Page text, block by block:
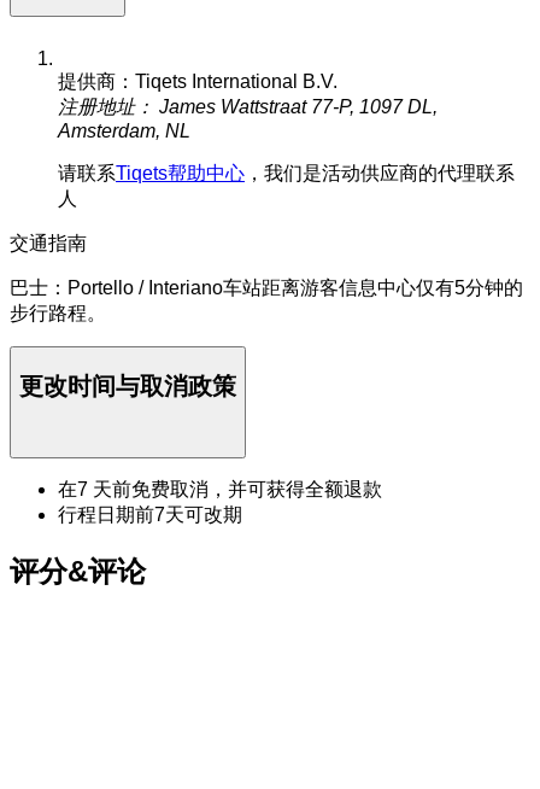
提供商：Tiqets International B.V.
注册地址： James Wattstraat 77-P, 1097 DL,
Amsterdam, NL
请联系Tiqets帮助中心 ，我们是活动供应商的代理联系
人
交通指南
巴士：Portello / Interiano车站距离游客信息中心仅有5分钟的
步行路程。
更改时间与取消政策
在7 天前免费取消，并可获得全额退款
行程日期前7天可改期
评分&评论